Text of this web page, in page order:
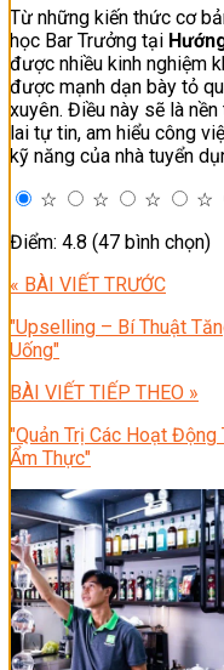
Từ những kiến thức cơ
học Bar Trưởng tại
được nhiều kinh nghiệm
được mạnh dạn bày tỏ
xuyên. Điều này sẽ là
lai tự tin, am hiểu công
kỹ năng của nhà tuyển
☆
☆ ☆ ☆
Điểm: 4.8 (47 bình chọn)
« BÀI VIẾT TRƯỚC
"Upselling – Bí Thuật
Uống"
BÀI VIẾT TIẾP THEO »
"Quản Trị Các Hoạt Động
Ẩm Thực"